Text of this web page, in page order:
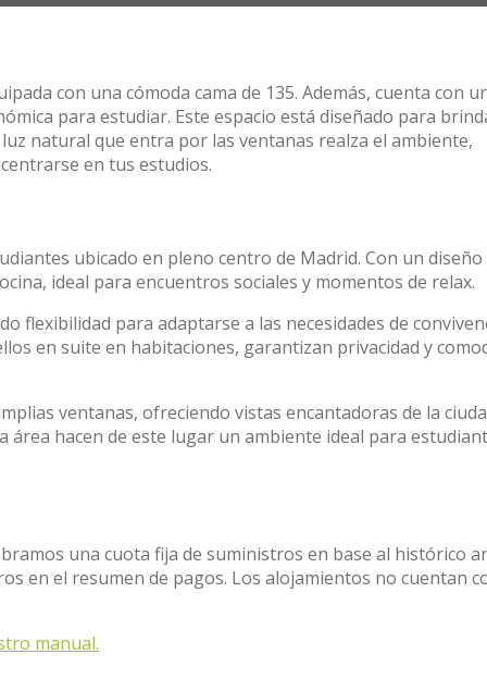
con una cómoda cama de 135. Además, cuenta con
para estudiar. Este espacio está diseñado para
natural que entra por las ventanas realza el ambiente,
en tus estudios.
ubicado en pleno centro de Madrid. Con un diseño
ideal para encuentros sociales y momentos de relax.
flexibilidad para adaptarse a las necesidades de
en suite en habitaciones, garantizan privacidad y
ventanas, ofreciendo vistas encantadoras de la
área hacen de este lugar un ambiente ideal para
una cuota fija de suministros en base al histórico
en el resumen de pagos. Los alojamientos no cuentan
manual.